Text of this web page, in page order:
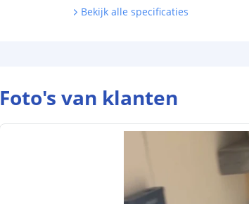
Bekijk alle specificaties
Foto's van klanten